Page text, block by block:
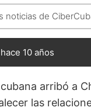
noticias de
10 años
arribó a
las